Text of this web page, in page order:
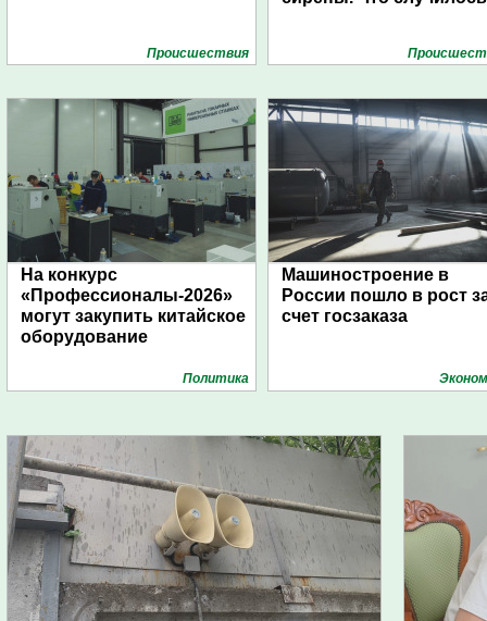
Проиcшествия
На конкурс
«Профессионалы-2026»
могут закупить китайское
оборудование
Политика
Машиностроение в
России пошло в рост
счет госзаказа